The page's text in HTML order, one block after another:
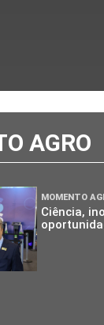
AGRO
MOMENTO
Ciência,